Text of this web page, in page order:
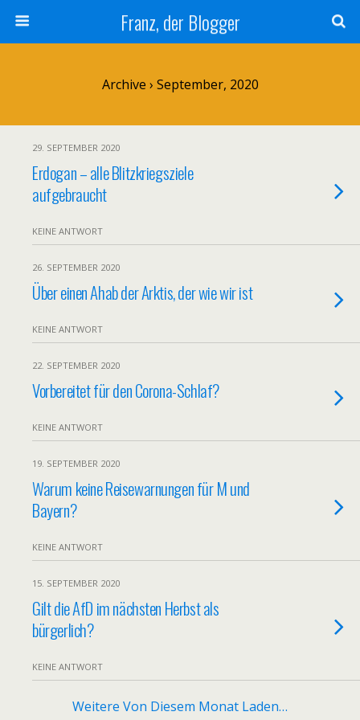
Franz, der Blogger
Archive › September, 2020
29. SEPTEMBER 2020
Erdogan – alle Blitzkriegsziele
aufgebraucht
KEINE ANTWORT
26. SEPTEMBER 2020
Über einen Ahab der Arktis, der wie wir ist
KEINE ANTWORT
22. SEPTEMBER 2020
Vorbereitet für den Corona-Schlaf?
KEINE ANTWORT
19. SEPTEMBER 2020
Warum keine Reisewarnungen für M und
Bayern?
KEINE ANTWORT
15. SEPTEMBER 2020
Gilt die AfD im nächsten Herbst als
bürgerlich?
KEINE ANTWORT
Weitere Von Diesem Monat Laden…